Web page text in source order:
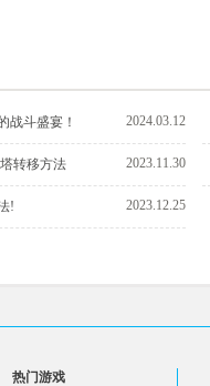
战斗盛宴！ 2024.03.12
转移方法 2023.11.30
! 2023.12.25
热门游戏